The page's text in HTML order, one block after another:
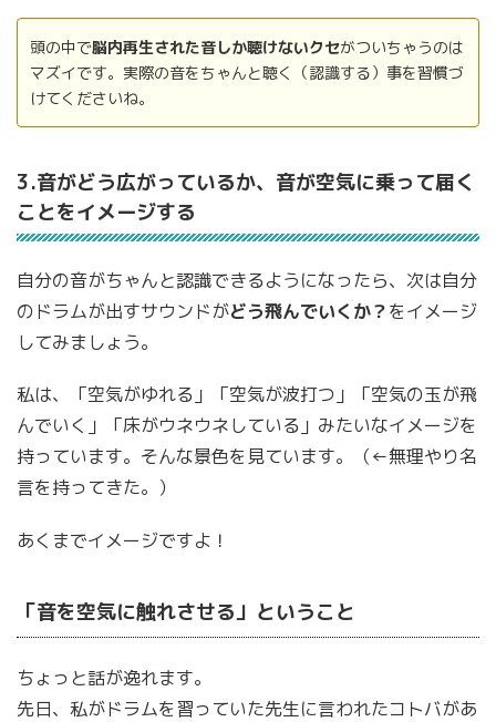
頭の中で脳内再生された音しか聴けないクセがついちゃうのは
マズイです。実際の音をちゃんと聴く（認識する）事を習慣づ
けてくださいね。
3.音がどう広がっているか、音が空気に乗って届く
ことをイメージする
自分の音がちゃんと認識できるようになったら、次は自分
のドラムが出すサウンドがどう飛んでいくか？をイメージ
してみましょう。
私は、「空気がゆれる」「空気が波打つ」「空気の玉が飛
んでいく」「床がウネウネしている」みたいなイメージを
持っています。そんな景色を見ています。（←無理やり名
言を持ってきた。）
あくまでイメージですよ！
「音を空気に触れさせる」ということ
ちょっと話が逸れます。
先日、私がドラムを習っていた先生に言われたコトバがあ